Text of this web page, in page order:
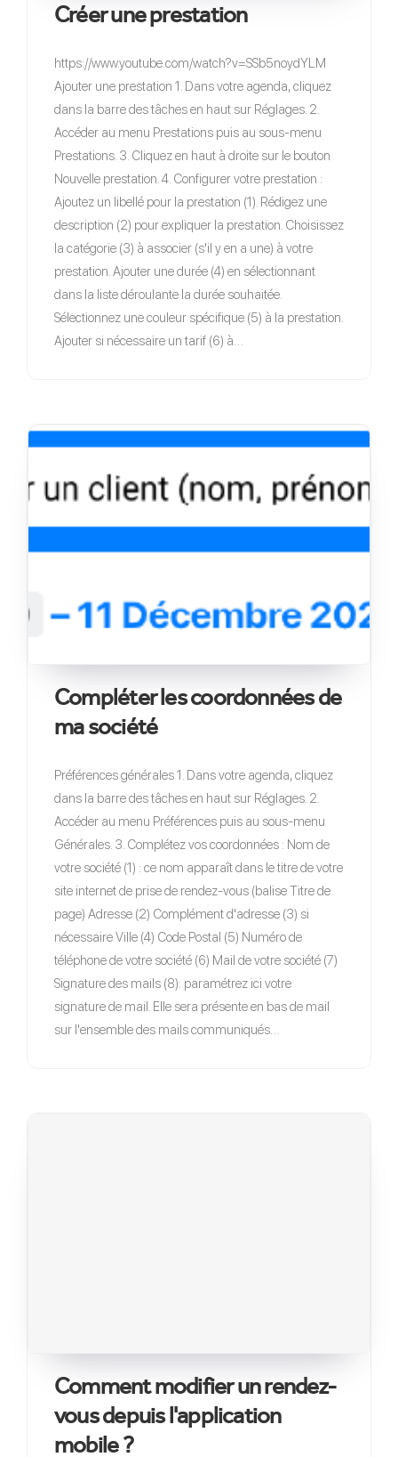
Créer une prestation
https://www.youtube.com/watch?v=SSb5noydYLM
Ajouter une prestation 1. Dans votre agenda, cliquez
dans la barre des tâches en haut sur Réglages. 2.
Accéder au menu Prestations puis au sous-menu
Prestations. 3. Cliquez en haut à droite sur le bouton
Nouvelle prestation. 4. Configurer votre prestation :
Ajoutez un libellé pour la prestation (1). Rédigez une
description (2) pour expliquer la prestation. Choisissez
la catégorie (3) à associer (s'il y en a une) à votre
prestation. Ajouter une durée (4) en sélectionnant
dans la liste déroulante la durée souhaitée.
Sélectionnez une couleur spécifique (5) à la prestation.
Ajouter si nécessaire un tarif (6) à…
Compléter les coordonnées de
ma société
Préférences générales 1. Dans votre agenda, cliquez
dans la barre des tâches en haut sur Réglages. 2.
Accéder au menu Préférences puis au sous-menu
Générales. 3. Complétez vos coordonnées : Nom de
votre société (1) : ce nom apparaît dans le titre de votre
site internet de prise de rendez-vous (balise Titre de
page) Adresse (2) Complément d'adresse (3) si
nécessaire Ville (4) Code Postal (5) Numéro de
téléphone de votre société (6) Mail de votre société (7)
Signature des mails (8): paramétrez ici votre
signature de mail. Elle sera présente en bas de mail
sur l'ensemble des mails communiqués…
Comment modifier un rendez-
vous depuis l'application
mobile ?